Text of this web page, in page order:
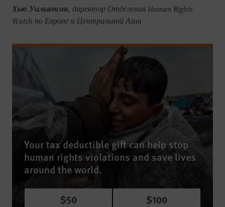
Хью Уильямсон, директор Отделения Human Rights
Watch по Европе и Центральной Азии
Your tax deductible gift can help stop
human rights violations and save lives
around the world.
$50
$100